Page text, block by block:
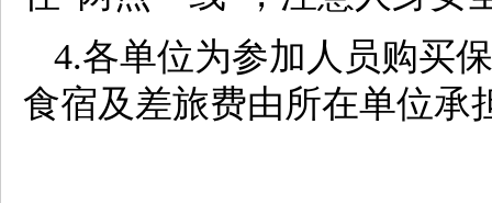
4.各单位为参加人员购买
食宿及差旅费由所在单位承